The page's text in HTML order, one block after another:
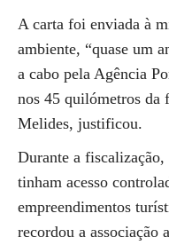
A carta foi enviada à
ambiente, “quase um
a cabo pela Agência
nos 45 quilómetros da
Melides, justificou.
Durante a fiscalização,
tinham acesso
empreendimentos
recordou a associação